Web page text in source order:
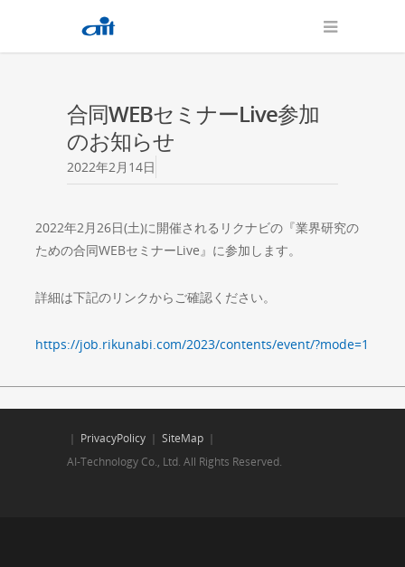
合同WEBセミナーLive参加
のお知らせ
2022年2月14日
2022年2月26日(土)に開催されるリクナビの『業界研究の
ための合同WEBセミナーLive』に参加します。
詳細は下記のリンクからご確認ください。
https://job.rikunabi.com/2023/contents/event/?mode=1
｜ PrivacyPolicy ｜ SiteMap ｜
AI-Technology Co., Ltd. All Rights Reserved.